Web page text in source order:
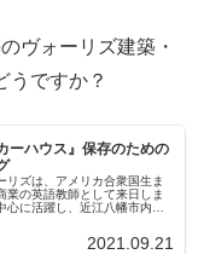
ヴォーリズ建築・
うですか？
ーハウス』保存のための
リズは、アメリカ合衆国生ま
業の英語教師として来日しま
心に活躍し、近江八幡市内に
2021.09.21